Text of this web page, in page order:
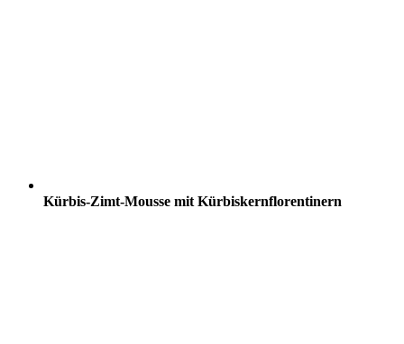
Kürbis-Zimt-Mousse mit Kürbiskernflorentinern